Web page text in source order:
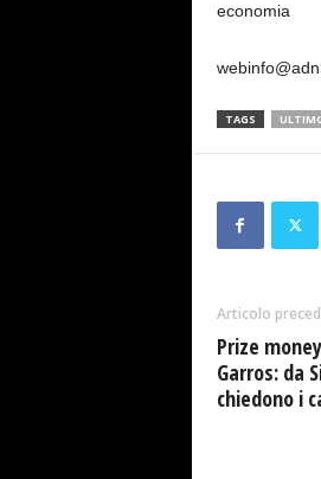
economia
TAGS
Articolo
Prize
Garros: da
chiedono i